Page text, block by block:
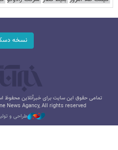
نسخه
تمامی حقوق این سایت برای خبرآنلاین محفوظ
News Agancy, All rights reserved
طراحی و